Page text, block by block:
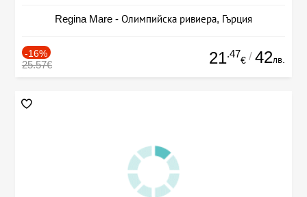
Regina Mare - Олимпийска ривиера, Гърция
-16%
25.57€ 21.47
€ / 42лв.